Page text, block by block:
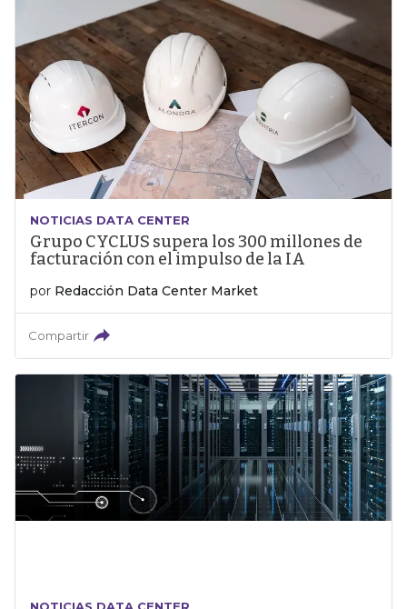
NOTICIAS DATA CENTER
Grupo CYCLUS supera los 300 millones de
facturación con el impulso de la IA
por Redacción Data Center Market
Compartir